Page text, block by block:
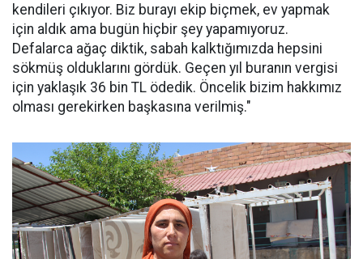
kendileri çıkıyor. Biz burayı ekip biçmek, ev yapmak
için aldık ama bugün hiçbir şey yapamıyoruz.
Defalarca ağaç diktik, sabah kalktığımızda hepsini
sökmüş olduklarını gördük. Geçen yıl buranın vergisi
için yaklaşık 36 bin TL ödedik. Öncelik bizim hakkımız
olması gerekirken başkasına verilmiş."